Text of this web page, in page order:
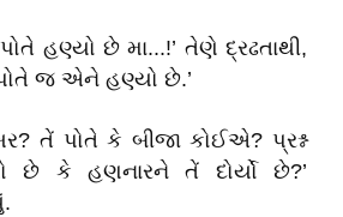
હણ્યો છે મા...!’ તેણે દ્રઢતાથી,
જ એને હણ્યો છે.’
તેં પોતે કે બીજા કોઈએ? પ્રશ્ન
કે હણનારને તેં દોર્યો છે?’